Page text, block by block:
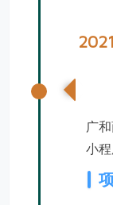
广
小